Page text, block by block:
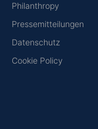
Philanthropy
Pressemitteilungen
Datenschutz
Cookie Policy